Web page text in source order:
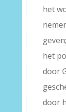
het
geven;
het
door
door